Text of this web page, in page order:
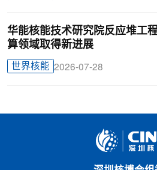
华能核能技术研究院反应堆工
算领域取得新进展
世界核能 2026-07-28